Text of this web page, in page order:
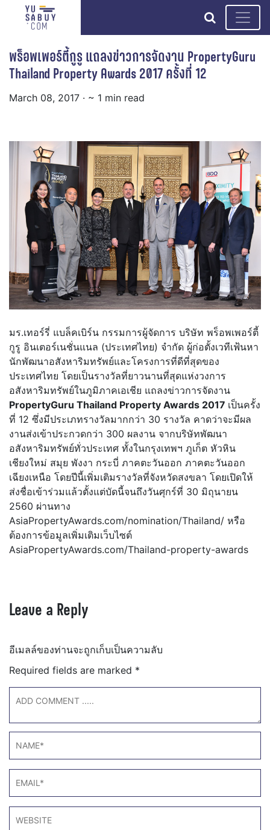
search
พร็อพเพอร์ตี้กูรู แถลงข่าวการจัดงาน PropertyGuru
Thailand Property Awards 2017 ครั้งที่ 12
March 08, 2017 · ~ 1 min read
มร.เทอร์รี่ แบล็คเบิร์น กรรมการผู้จัดการ บริษัท พร็อพเพอร์ตี้
กูรู อินเตอร์เนชั่นแนล (ประเทศไทย) จำกัด ผู้ก่อตั้งเวทีเฟ้นหา
นักพัฒนาอสังหาริมทรัพย์และโครงการที่ดีที่สุดของ
ประเทศไทย โดยเป็นรางวัลที่ยาวนานที่สุดแห่งวงการ
อสังหาริมทรัพย์ในภูมิภาคเอเชีย แถลงข่าวการจัดงาน
PropertyGuru Thailand Property Awards 2017 เป็นครั้ง
ที่ 12 ซึ่งมีประเภทรางวัลมากกว่า 30 รางวัล คาดว่าจะมีผล
งานส่งเข้าประกวดกว่า 300 ผลงาน จากบริษัทพัฒนา
อสังหาริมทรัพย์ทั่วประเทศ ทั้งในกรุงเทพฯ ภูเก็ต หัวหิน
เชียงใหม่ สมุย พังงา กระบี่ ภาคตะวันออก ภาคตะวันออก
เฉียงเหนือ โดยปีนี้เพิ่มเติมรางวัลที่จังหวัดสงขลา โดยเปิดให้
ส่งชื่อเข้าร่วมแล้วตั้งแต่บัดนี้จนถึงวันศุกร์ที่ 30 มิถุนายน
2560 ผ่านทาง
AsiaPropertyAwards.com/nomination/Thailand/ หรือ
ต้องการข้อมูลเพิ่มเติมเว็บไซต์
AsiaPropertyAwards.com/Thailand-property-awards
Leave a Reply
อีเมลล์ของท่านจะถูกเก็บเป็นความลับ
Required fields are marked *